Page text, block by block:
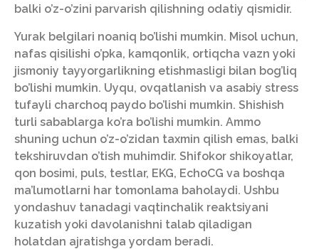
balki o’z-o’zini parvarish qilishning odatiy qismidir.
Yurak belgilari noaniq bo’lishi mumkin. Misol uchun,
nafas qisilishi o’pka, kamqonlik, ortiqcha vazn yoki
jismoniy tayyorgarlikning etishmasligi bilan bog’liq
bo’lishi mumkin. Uyqu, ovqatlanish va asabiy stress
tufayli charchoq paydo bo’lishi mumkin. Shishish
turli sabablarga ko’ra bo’lishi mumkin. Ammo
shuning uchun o’z-o’zidan taxmin qilish emas, balki
tekshiruvdan o’tish muhimdir. Shifokor shikoyatlar,
qon bosimi, puls, testlar, EKG, EchoCG va boshqa
ma’lumotlarni har tomonlama baholaydi. Ushbu
yondashuv tanadagi vaqtinchalik reaktsiyani
kuzatish yoki davolanishni talab qiladigan
holatdan ajratishga yordam beradi.